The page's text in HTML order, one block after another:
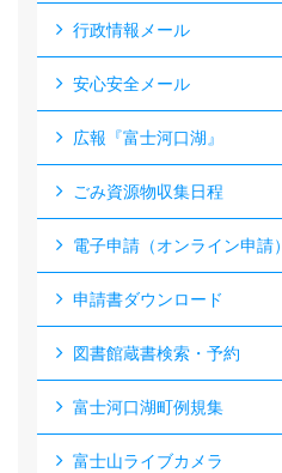
行政情報メール
安心安全メール
広報『富士河口湖』
ごみ資源物収集日程
電子申請（オンライン申請）
申請書ダウンロード
図書館蔵書検索・予約
富士河口湖町例規集
富士山ライブカメラ